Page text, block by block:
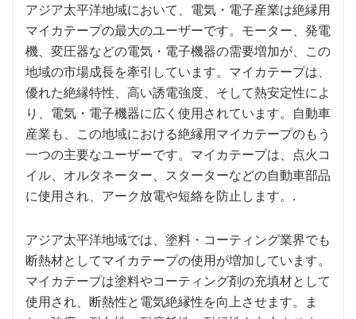
アジア太平洋地域において、電気・電子産業は絶縁用
マイカテープの最大のユーザーです。モーター、発電
機、変圧器などの電気・電子機器の需要増加が、この
地域の市場成長を牽引しています。マイカテープは、
優れた絶縁特性、高い誘電強度、そして熱安定性によ
り、電気・電子機器に広く使用されています。自動車
産業も、この地域における絶縁用マイカテープのもう
一つの主要なユーザーです。マイカテープは、点火コ
イル、オルタネーター、スターターなどの自動車部品
に使用され、アーク放電や短絡を防止します。.
アジア太平洋地域では、塗料・コーティング業界でも
断熱材としてマイカテープの使用が増加しています。
マイカテープは塗料やコーティング剤の充填材として
使用され、断熱性と電気絶縁性を向上させます。ま